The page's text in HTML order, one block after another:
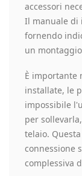
accessori
Il manuale di
fornendo
un
È importante
installate, le
impossibile
per
telaio.
connessione
complessiva